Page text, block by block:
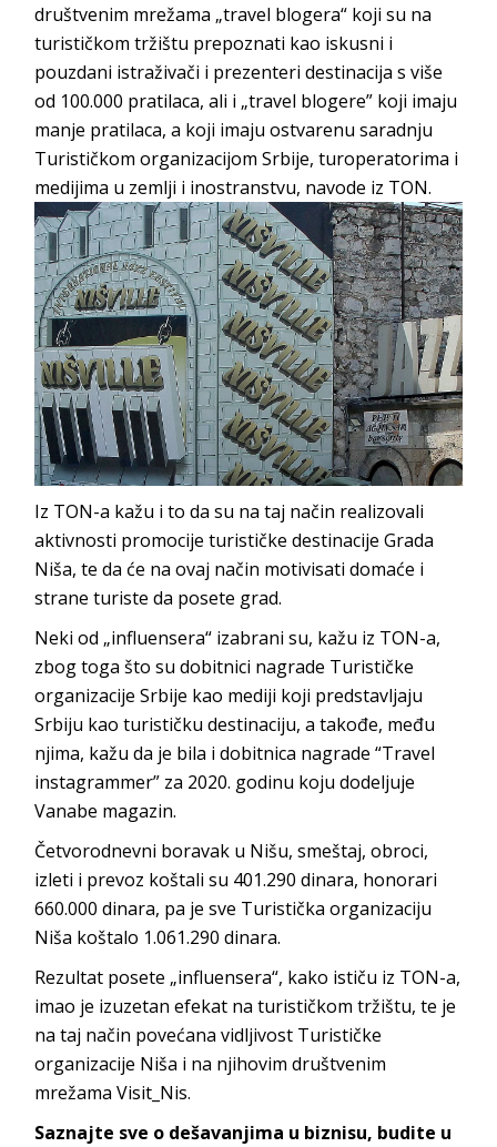
društvenim mrežama „travel blogera“ koji su na
turističkom tržištu prepoznati kao iskusni i
pouzdani istraživači i prezenteri destinacija s više
od 100.000 pratilaca, ali i „travel blogere” koji imaju
manje pratilaca, a koji imaju ostvarenu saradnju
Turističkom organizacijom Srbije, turoperatorima i
medijima u zemlji i inostranstvu, navode iz TON.
Iz TON-a kažu i to da su na taj način realizovali
aktivnosti promocije turističke destinacije Grada
Niša, te da će na ovaj način motivisati domaće i
strane turiste da posete grad.
Neki od „influensera“ izabrani su, kažu iz TON-a,
zbog toga što su dobitnici nagrade Turističke
organizacije Srbije kao mediji koji predstavljaju
Srbiju kao turističku destinaciju, a takođe, među
njima, kažu da je bila i dobitnica nagrade “Travel
instagrammer” za 2020. godinu koju dodeljuje
Vanabe magazin.
Četvorodnevni boravak u Nišu, smeštaj, obroci,
izleti i prevoz koštali su 401.290 dinara, honorari
660.000 dinara, pa je sve Turistička organizaciju
Niša koštalo 1.061.290 dinara.
Rezultat posete „influensera“, kako ističu iz TON-a,
imao je izuzetan efekat na turističkom tržištu, te je
na taj način povećana vidljivost Turističke
organizacije Niša i na njihovim društvenim
mrežama Visit_Nis.
Saznajte sve o dešavanjima u biznisu, budite u